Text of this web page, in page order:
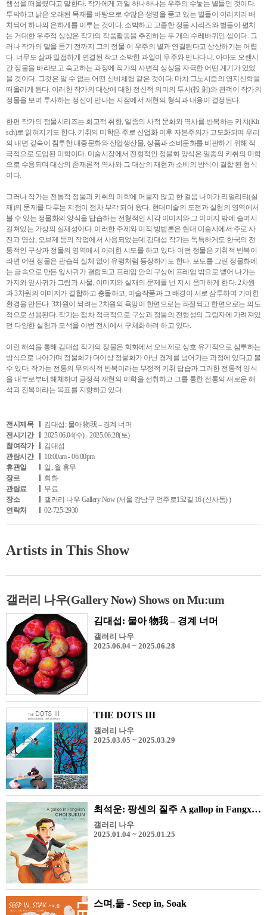
행성을 떠올렸다고 말한다. 작가에게 과일 하나하나는 우주의 수놓는 별들인 것이다.
투박하고 낡은 오래된 목재를 바탕으로 수많은 생명을 품고 있는 별들이 이리저리 배
치되어 하나의 은하계를 이루는 것이다. 소박하고 고졸한 정물 시리즈와 별들이 펼치
는 거대한 우주적 상상은 작가의 작품활동을 추진하는 두 개의 수레바퀴인 셈이다. 그
러나 작가의 말을 듣기 전까지 그의 정물 이 우주의 별과 연결된다고 상상하기는 어렵
다. 너무도 삶과 밀접하게 연결된 작고 소박한 과일이 우주와 만나다니. 아마도 오랜시
간 정물을 바라보고 숙고하는 과정에 작가의 사변적 상상을 자극한 어떤 계기가 있었
을 것이다. 그것은 알 수 없는 어떤 신비체험 같은 것이다. 마치 그노시즘의 영지신학을
떠올리게 된다. 이러한 작가의 대상에 대한 정신적 의미의 투사(投 射)와 관객이 작가의
정물을 보며 투사하는 정신이 만나는 지점에서 재현의 형식과 내용이 결정된다.
한편 작가의 정물시리즈는 회고적 취향, 일종의 사적 문화와 역사를 반복하는 키치(Kit
sch)로 읽혀지기도 한다. 키취의 미학은 주로 산업화 이후 자본주의가 고도화되며 우리
의 내면 깊숙이 침투한 대중문화와 산업생산물, 상품과 소비문화를 비판하기 위해 적
극적으로 도입된 미학이다. 미술시장에서 전형적인 정물화 양식은 일종의 키취의 미학
으로 수용되며 대상의 존재론적 역사와 그 대상의 재현과 소비의 방식이 결합 된 형식
이다.
그러나 작가는 전통적 정물과 키취의 미학에 머물지 않고 한 걸음 나아가 리얼리티(실
재)의 문제를 다루는 지점이 점차 부각 되어 왔다. 현대미술의 도전과 실험의 영역에서
볼 수 있는 정물화의 양식을 답습하는 전형적인 시각 이미지와 그 이미지 밖에 슬며시
걸쳐있는 가상의 실재성이다. 이러한 주제와 미적 방법론은 현대 미술사에서 주로 사
진과 영상, 오브제 등의 작업에서 사용되었는데 김대섭 작가는 독특하게도 한국의 전
통적인 구상과 정물의 영역에서 이러한 시도를 하고 있다. 어떤 정물은 키취적 반복이
라면 어떤 정물은 관습적 실체 없이 유령처럼 등장하기도 한다. 포도를 그린 정물화에
는 금속으로 만든 잎사귀가 결합되고 프레임 안의 구상에 프레임 밖으로 뻗어 나가는
가지와 잎사귀가 그림과 사물, 이미지와 실재의 문제를 넌 지시 음미하게 한다. 2차원
과 3차원의 이미지가 결합하고 충돌하고, 미술작품과 그 배경이 서로 삼투하며 기이한
환경을 만든다. 3차원이 되려는 2차원의 욕망이 한편으로는 좌절되고 한편으로는 의도
적으로 선용된다. 작가는 점차 적극적으로 구상과 정물의 전형성의 그림자에 가려져있
던 다양한 실험과 모색을 이번 전시에서 구체화하려 하고 있다.
이런 해석을 통해 김대섭 작가의 정물은 회화에서 오브제로 상호 유기적으로 삼투하는
방식으로 나아가며 정물화가 더이상 정물화가 아닌 경계를 넘어가는 과정에 있다고 볼
수 있다. 작가는 전통의 무의식적 반복이라는 부정적 키취 답습과 그러한 전통적 양식
을 내부로부터 해체하며 긍정적 재현의 미학을 선취하고 그를 통한 전통의 새로운 해
석과 전복이라는 목표를 지향하고 있다.
전시제목
김대섭: 물아 物我 – 경계 너머
전시기간
2025.06.04(수) - 2025.06.28(토)
참여작가
김대섭
관람시간
10:00am - 06:00pm
휴관일
일, 월 휴무
장르
회화
관람료
무료
장소
갤러리 나우 Gallery Now (서울 강남구 언주로152길 16 (신사동) )
연락처
02-725-2930
Artists in This Show
갤러리 나우(Gallery Now) Shows on Mu:um
김대섭: 물아 物我 – 경계 너머
갤러리 나우
2025.06.04 ~ 2025.06.28
THE DOTS III
갤러리 나우
2025.03.05 ~ 2025.03.29
최석운: 팡센의 질주 A gallop in Fangxian
갤러리 나우
2025.01.04 ~ 2025.01.25
스며,듦 - Seep in, Soak